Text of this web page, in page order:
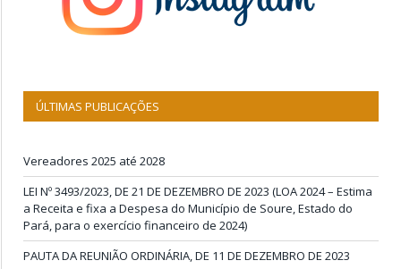
ÚLTIMAS PUBLICAÇÕES
Vereadores 2025 até 2028
LEI Nº 3493/2023, DE 21 DE DEZEMBRO DE 2023 (LOA 2024 – Estima
a Receita e fixa a Despesa do Município de Soure, Estado do
Pará, para o exercício financeiro de 2024)
PAUTA DA REUNIÃO ORDINÁRIA, DE 11 DE DEZEMBRO DE 2023